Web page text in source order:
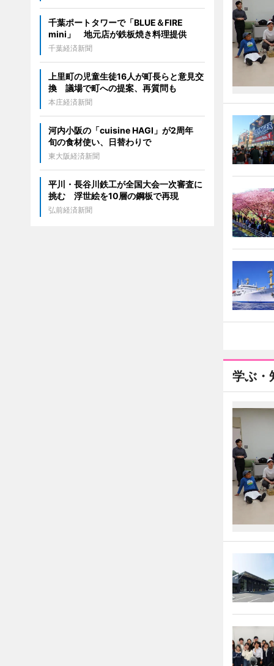
学ぶ・
千葉ポートタワーで「BLUE＆FIRE
mini」 地元店が鉄板焼き料理提供
千葉経済新聞
上里町の児童生徒16人が町長らと意見交
換 議場で町への提案、再質問も
本庄経済新聞
河内小阪の「cuisine HAGI」が2周年
旬の食材使い、日替わりで
東大阪経済新聞
平川・長谷川鉄工が全国大会一次審査に
挑む 浮世絵を10層の鋼板で再現
弘前経済新聞